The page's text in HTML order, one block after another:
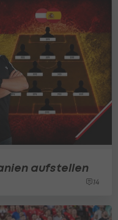
aufstellen
14